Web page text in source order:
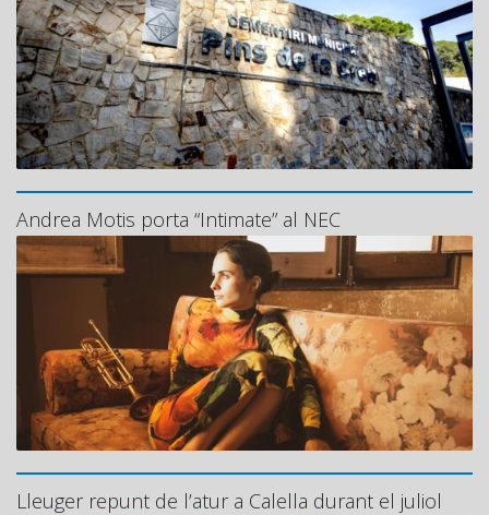
Andrea Motis porta “Intimate” al NEC
Lleuger repunt de l’atur a Calella durant el juliol